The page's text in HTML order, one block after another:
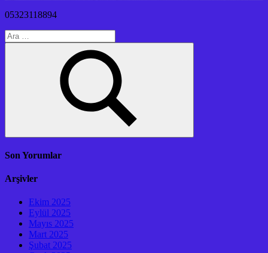
05323118894
Arama:
Ara
Son Yorumlar
Arşivler
Ekim 2025
Eylül 2025
Mayıs 2025
Mart 2025
Şubat 2025